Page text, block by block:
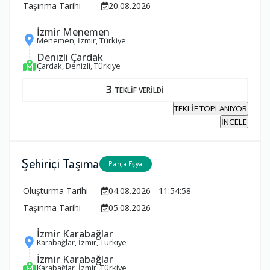
Taşınma Tarihi 20.08.2026
İzmir Menemen
Menemen, İzmir, Türkiye
Denizli Çardak
Çardak, Denizli, Türkiye
3 TEKLİF VERİLDİ
TEKLİF TOPLANIYOR
İNCELE
Şehiriçi Taşıma Parça Eşya
Oluşturma Tarihi
04.08.2026 - 11:54:58
Taşınma Tarihi
05.08.2026
İzmir Karabağlar
Karabağlar, İzmir, Türkiye
İzmir Karabağlar
Karabağlar, İzmir, Türkiye